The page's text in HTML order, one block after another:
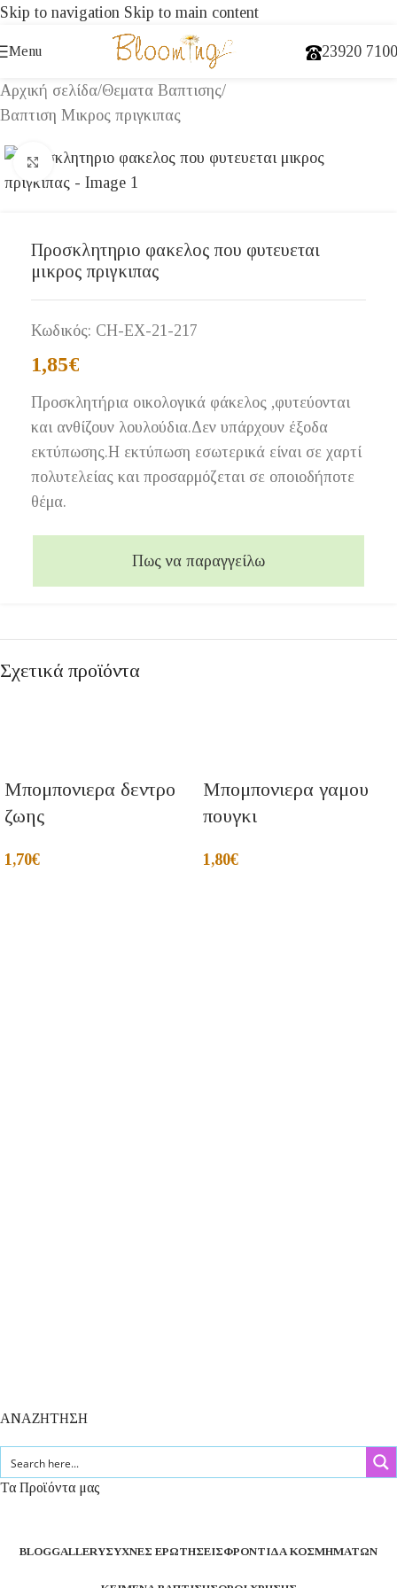
Skip to navigation Skip to main content
Menu 23920
Αρχική σελίδα/Θεματα Βαπτισης/
Βαπτιση Μικρος πριγκιπας
Click to enlarge
Προσκλητηριο φακελος που φυτευεται
μικρος πριγκιπας
Κωδικός: CH-EX-21-217
1,85€
Προσκλητήρια οικολογικά φάκελος ,φυτεύονται
και ανθίζουν λουλούδια.Δεν υπάρχουν έξοδα
εκτύπωσης.Η εκτύπωση εσωτερικά είναι σε χαρτί
πολυτελείας και προσαρμόζεται σε οποιοδήποτε
θέμα.
Πως να παραγγείλω
Σχετικά προϊόντα
Μπομπονιερα δεντρο
ζωης
1,70€
Μπομπονιερα γαμου
πουγκι
1,80€
ΑΝΑΖΗΤΗΣΗ
Τα Προϊόντα μας
BLOGGALLERYΣΥΧΝΈΣ ΕΡΩΤΉΣΕΙΣΦΡΟΝΤΊΔΑ ΚΟΣΜΗΜΆΤΩΝ